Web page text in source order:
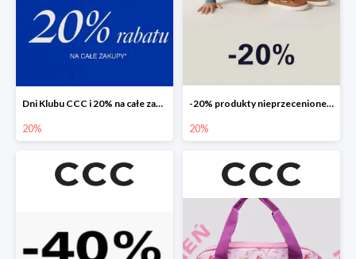
Dni Klubu CCC i 20% na całe zakupy
20%
-20% produkty nieprzecenione 🌼🌷
20%